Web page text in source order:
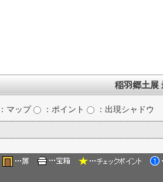
稲羽郷土展
：マップ ：ポイント ：出現シャドウ